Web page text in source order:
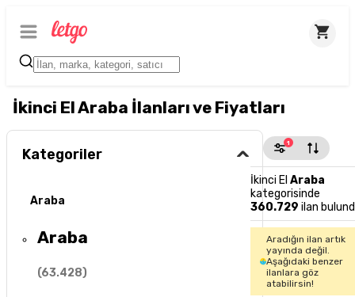
İkinci El Araba İlanları ve Fiyatları
Kategoriler
Araba
Araba
(63.428)
1
İkinci El Araba
kategorisinde
360.729 ilan
Aradığın ilan artık
yayında değil.
Aşağıdaki benzer
ilanlara göz
atabilirsin!